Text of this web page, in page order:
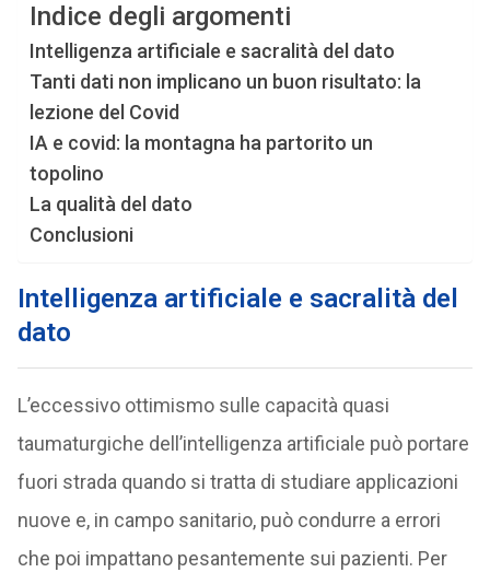
Indice degli argomenti
Intelligenza artificiale e sacralità del dato
Tanti dati non implicano un buon risultato: la
lezione del Covid
IA e covid: la montagna ha partorito un
topolino
La qualità del dato
Conclusioni
Intelligenza artificiale e sacralità del
dato
L’eccessivo ottimismo sulle capacità quasi
taumaturgiche dell’intelligenza artificiale può portare
fuori strada quando si tratta di studiare applicazioni
nuove e, in campo sanitario, può condurre a errori
che poi impattano pesantemente sui pazienti. Per